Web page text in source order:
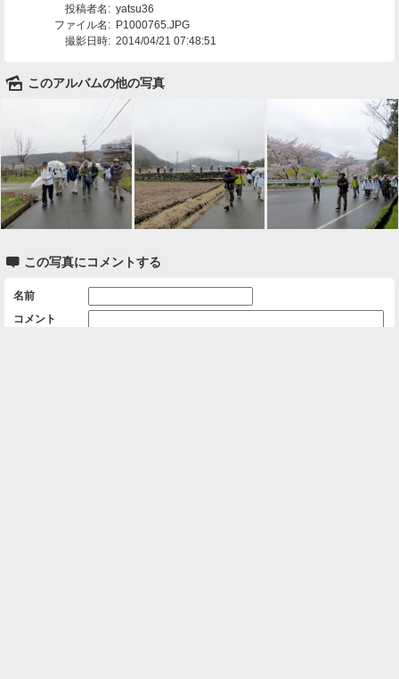
投稿者名: yatsu36
ファイル名: P1000765.JPG
撮影日時: 2014/04/21 07:48:51
🌄 このアルバムの他の写真
 この写真にコメントする
名前
コメント